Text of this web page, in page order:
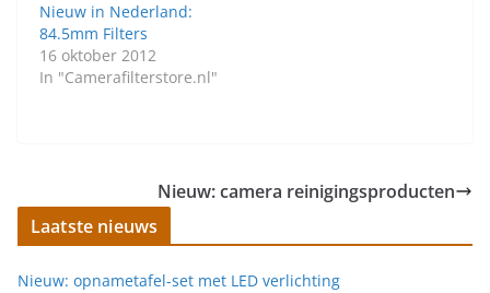
Nieuw in Nederland:
84.5mm Filters
16 oktober 2012
In "Camerafilterstore.nl"
Nieuw: camera reinigingsproducten
Laatste nieuws
Nieuw: opnametafel-set met LED verlichting